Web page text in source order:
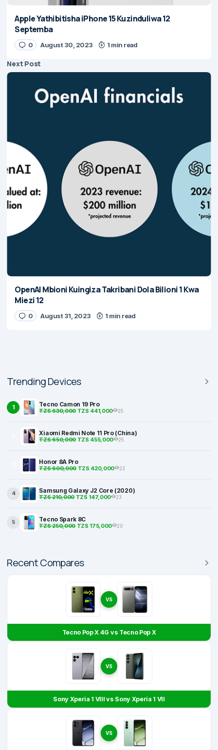
Apple Yathibitisha iPhone 15 Kuzinduliwa 12
Septemba
0 August 30, 2023 1 min read
Next Post
OpenAI Mbioni Kuingiza Takribani Dola Bilioni 1 Kwa
Miezi 12
0 August 31, 2023 1 min read
Trending Devices
1 Tecno Camon 19 Pro
TZS 630,000TZS 441,000 25
Xiaomi Redmi Note 11 Pro (China)
TZS 650,000TZS 455,000 25
Honor 8A Pro
TZS 600,000TZS 420,000 23
4 Samsung Galaxy J2 Core (2020)
TZS 210,000TZS 147,000 23
5 Tecno Spark 8C
TZS 250,000TZS 175,000 20
Recent Compares
VS
Tecno Pop X 4G vs Tecno Pop X
VS
Sony Xperia 1 VIII vs Sony Xperia 1 VII
VS